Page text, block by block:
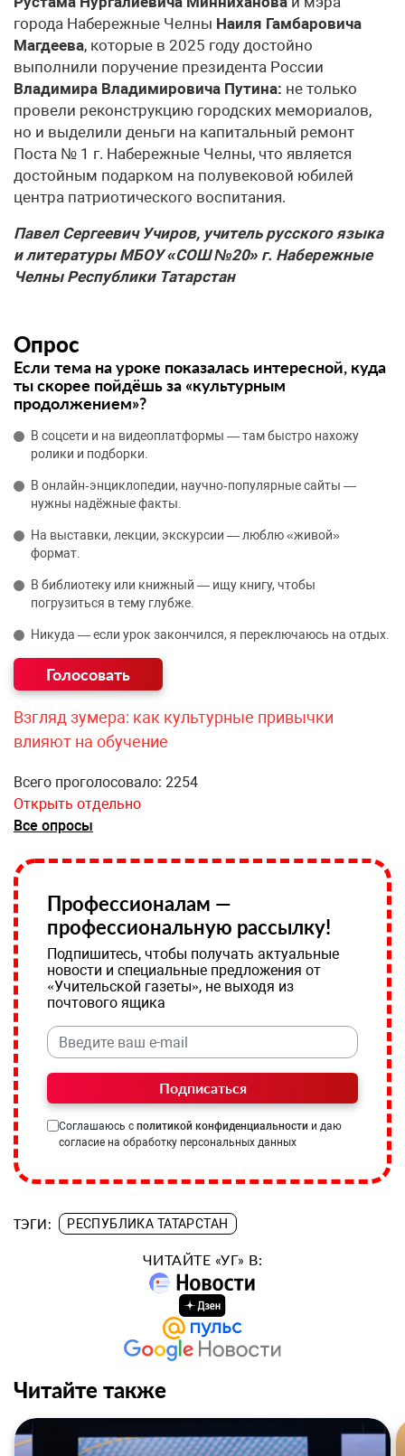
города Набережные Челны Наиля Гамбаровича
Магдеева, которые в 2025 году достойно
выполнили поручение президента России
Владимира Владимировича Путина: не только
провели реконструкцию городских мемориалов,
но и выделили деньги на капитальный ремонт
Поста № 1 г. Набережные Челны, что является
достойным подарком на полувековой юбилей
центра патриотического воспитания.
Павел Сергеевич Учиров, учитель русского языка
и литературы МБОУ «СОШ №20» г. Набережные
Челны Республики Татарстан
Опрос
Если тема на уроке показалась интересной, куда
ты скорее пойдёшь за «культурным
продолжением»?
В соцсети и на видеоплатформы — там быстро нахожу
ролики и подборки.
В онлайн‑энциклопедии, научно‑популярные сайты —
нужны надёжные факты.
На выставки, лекции, экскурсии — люблю «живой»
формат.
В библиотеку или книжный — ищу книгу, чтобы
погрузиться в тему глубже.
Никуда — если урок закончился, я переключаюсь на отдых.
Взгляд зумера: как культурные привычки
влияют на обучение
Всего проголосовало: 2254
Открыть отдельно
Все опросы
Профессионалам —
профессиональную рассылку!
Подпишитесь, чтобы получать актуальные
новости и специальные предложения от
«Учительской газеты», не выходя из
почтового ящика
Подписаться
Соглашаюсь с политикой конфиденциальности и даю
согласие на обработку персональных данных
ТЭГИ: РЕСПУБЛИКА ТАТАРСТАН
ЧИТАЙТЕ «УГ» В:
Читайте также